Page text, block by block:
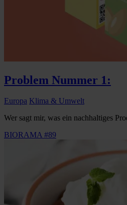
Problem Nummer 1:
Europa Klima & Umwelt
Wer sagt mir, was ein nachhaltiges
BIORAMA #89